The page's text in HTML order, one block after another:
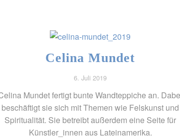
Celina Mundet
6. Juli 2019
Mundet fertigt bunte Wandteppiche an.
beschäftigt sie sich mit Themen wie Felskunst und
Spiritualität. Sie betreibt außerdem eine Seite für
Künstler_innen aus Lateinamerika.